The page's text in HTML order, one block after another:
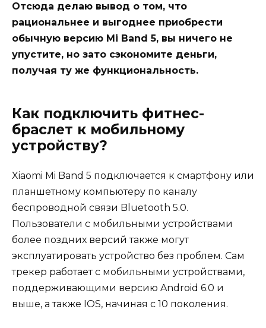
Отсюда делаю вывод о том, что
рациональнее и выгоднее приобрести
обычную версию Mi Band 5, вы ничего не
упустите, но зато сэкономите деньги,
получая ту же функциональность.
Как подключить фитнес-
браслет к мобильному
устройству?
Xiaomi Mi Band 5 подключается к смартфону или
планшетному компьютеру по каналу
беспроводной связи Bluetooth 5.0.
Пользователи с мобильными устройствами
более поздних версий также могут
эксплуатировать устройство без проблем. Сам
трекер работает с мобильными устройствами,
поддерживающими версию Android 6.0 и
выше, а также IOS, начиная с 10 поколения.